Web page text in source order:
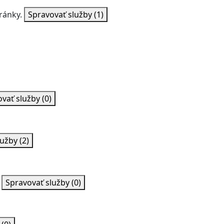
Spravovať služby(1)
služby(0)
(2)
Spravovať služby(0)